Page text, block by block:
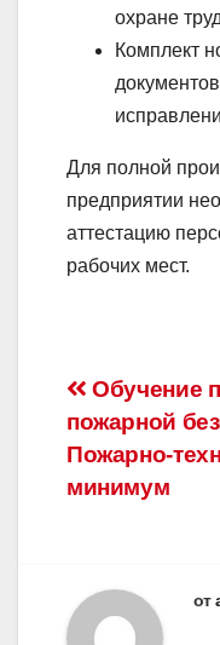
охране
Комплект
Для полной
предприятии
аттестацию
рабочих мест.
по
записям
Обучение
пожарной
Пожарно-
минимум
от